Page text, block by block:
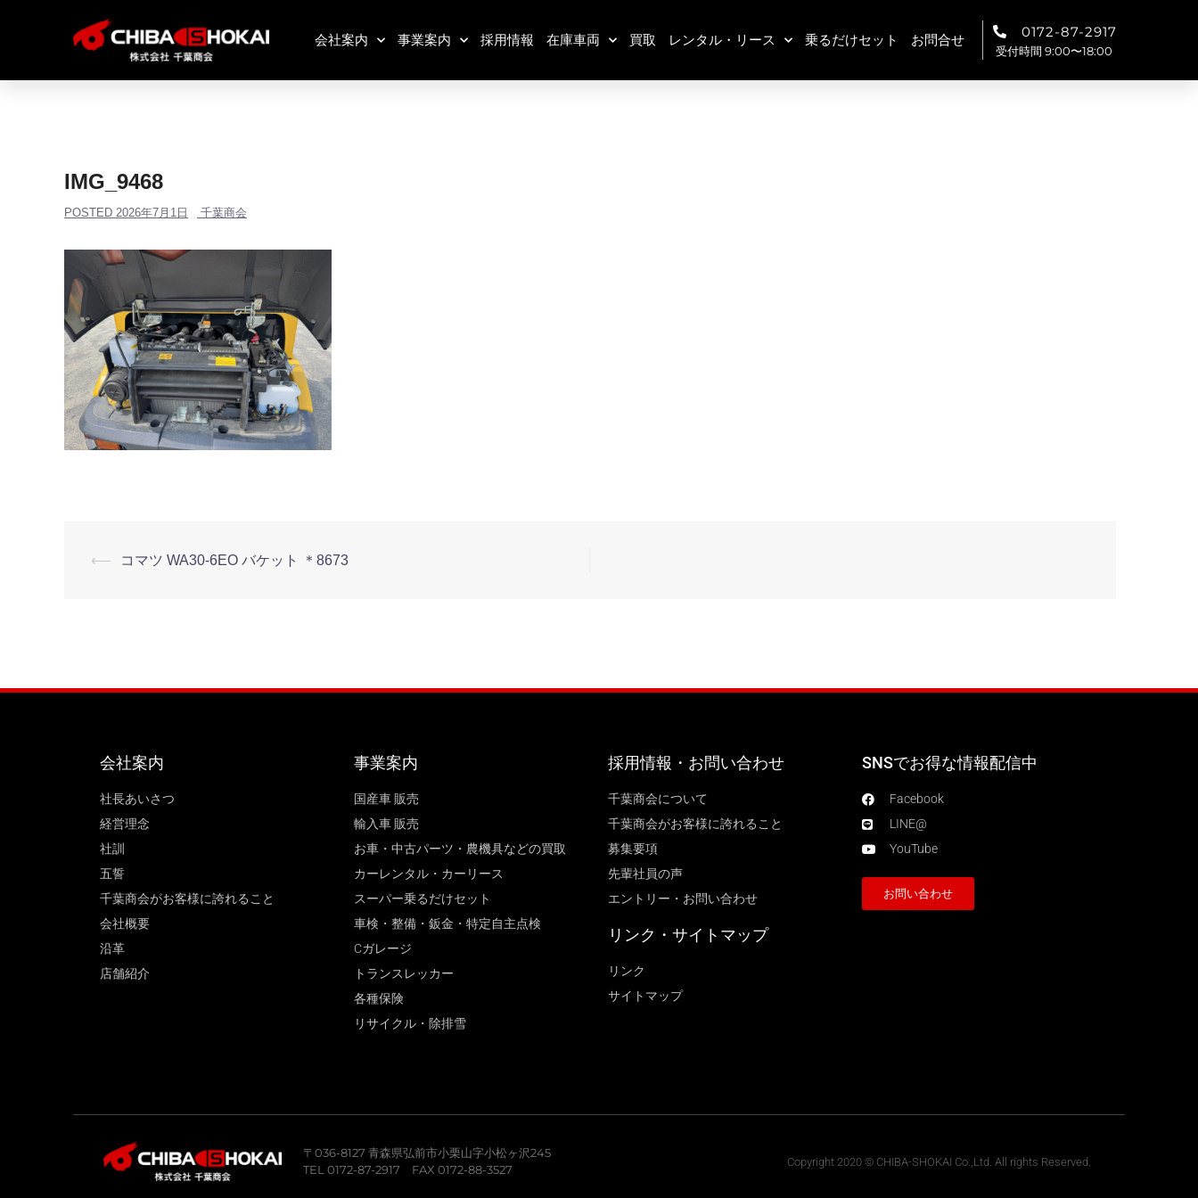
会社案内 事業案内 採用情報 在庫車両 買取 レンタル・リース 乗るだけセット お問合せ 0172-87-2917
受付時間 9:00〜18:00
IMG_9468
POSTED 2026年7月1日 千葉商会
⟵ コマツ WA30-6EO バケット ＊8673
会社案内
社長あいさつ
経営理念
社訓
五誓
千葉商会がお客様に誇れること
会社概要
沿革
店舗紹介
事業案内
国産車 販売
輸入車 販売
お車・中古パーツ・農機具などの買取
カーレンタル・カーリース
スーパー乗るだけセット
車検・整備・鈑金・特定自主点検
Cガレージ
トランスレッカー
各種保険
リサイクル・除排雪
採用情報・お問い合わせ
千葉商会について
千葉商会がお客様に誇れること​
募集要項
先輩社員の声
エントリー・お問い合わせ
リンク・サイトマップ
リンク
サイトマップ
SNSでお得な情報配信中
Facebook
LINE@
YouTube
お問い合わせ
〒036-8127 青森県弘前市小栗山字小松ヶ沢245
TEL 0172-87-2917 FAX 0172-88-3527
Copyright 2020 © CHIBA-SHOKAI Co.,Ltd. All rights Reserved.